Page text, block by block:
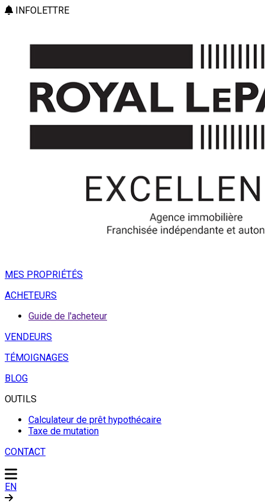
INFOLETTRE
MES PROPRIÉTÉS
ACHETEURS
Guide de l'acheteur
VENDEURS
TÉMOIGNAGES
BLOG
OUTILS
Calculateur de prêt hypothécaire
Taxe de mutation
CONTACT
EN